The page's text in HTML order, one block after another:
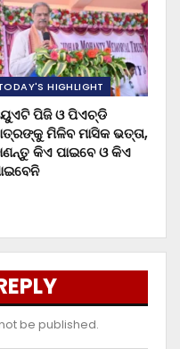
HIGHLIGHT
ପିଜି ଓ ପିଏଚ୍‌ଡି
ମିଳିବ ମାସିକ ଭତ୍ତା,
କିଏ ପାଇବେ ଓ କିଏ
be published.